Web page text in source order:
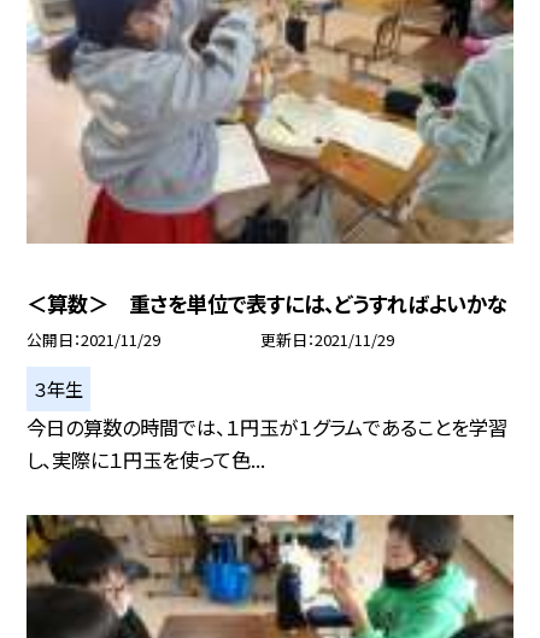
＜算数＞ 重さを単位で表すには、どうすればよいかな
公開日 2021/11/29 更新日 2021/11/29
３年生
今日の算数の時間では、１円玉が１グラムであることを学習
し、実際に１円玉を使って色...